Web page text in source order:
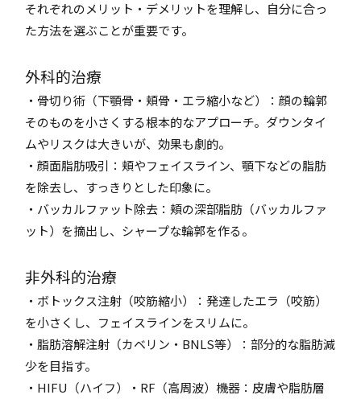
それぞれのメリット・デメリットを理解し、自分に合っ
た方法を選ぶことが重要です。
外科的治療
・骨切り術（下顎骨・頬骨・エラ縮小など）：顔の輪郭
そのものを小さくする根本的なアプローチ。ダウンタイ
ムやリスクは大きいが、効果も劇的。
・顔面脂肪吸引：頬やフェイスライン、顎下などの脂肪
を除去し、すっきりとした印象に。
・バッカルファット除去：頬の深部脂肪（バッカルファ
ット）を摘出し、シャープな輪郭を作る。
非外科的治療
・ボトックス注射（咬筋縮小）：発達したエラ（咬筋）
を小さくし、フェイスラインをスリムに。
・脂肪溶解注射（カベリン・BNLS等）：部分的な脂肪減
少を目指す。
・HIFU（ハイフ）・RF（高周波）機器：皮膚や脂肪層